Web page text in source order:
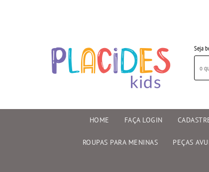
Seja
HOME FAÇA LOGIN
ROUPAS PARA MENINAS PEÇAS